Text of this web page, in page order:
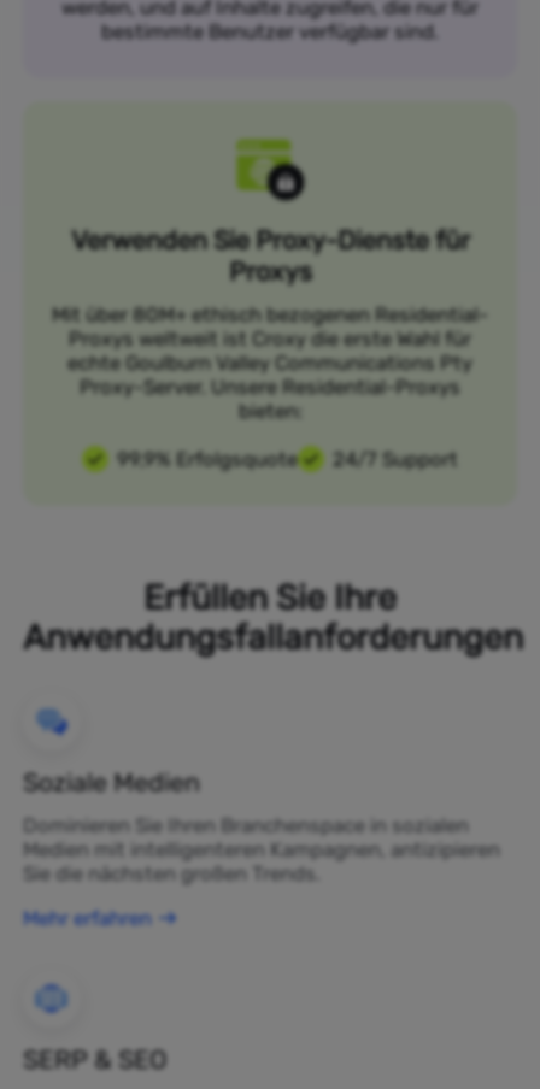
werden, und auf Inhalte zugreifen, die nur für
bestimmte Benutzer verfügbar sind.
Verwenden Sie Proxy-Dienste für
Proxys
Mit über 80M+ ethisch bezogenen Residential-
Proxys weltweit ist Croxy die erste Wahl für
echte Goulburn Valley Communications Pty
Proxy-Server. Unsere Residential-Proxys
bieten:
99,9% Erfolgsquote
24/7 Support
Erfüllen Sie Ihre
Anwendungsfallanforderungen
Soziale Medien
Dominieren Sie Ihren Branchenspace in sozialen
Medien mit intelligenteren Kampagnen, antizipieren
Sie die nächsten großen Trends.
Mehr erfahren
SERP & SEO